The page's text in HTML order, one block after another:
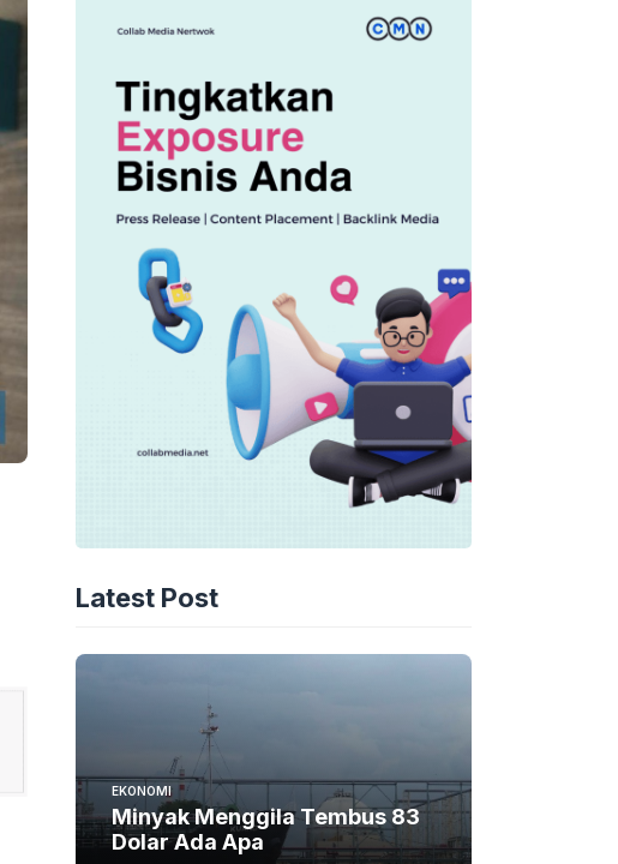
Latest Post
EKONOMI
Minyak Menggila Tembus 83
Dolar Ada Apa